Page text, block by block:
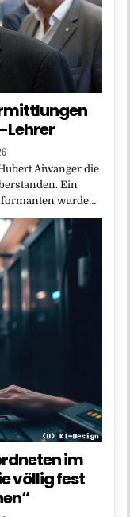
Lehrer
Aiwanger die
Ein
wurde…
im
völlig fest